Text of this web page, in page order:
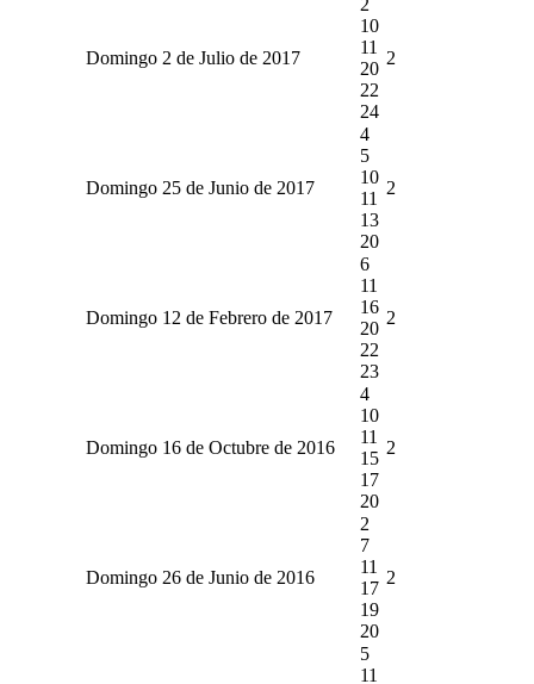
Domingo 2 de Julio de 2017
10
11
20
22
24
2
Domingo 25 de Junio de 2017
4
5
10
11
13
20
2
Domingo 12 de Febrero de 2017
6
11
16
20
22
23
2
Domingo 16 de Octubre de 2016
4
10
11
15
17
20
2
Domingo 26 de Junio de 2016
2
7
11
17
19
20
2
5
11